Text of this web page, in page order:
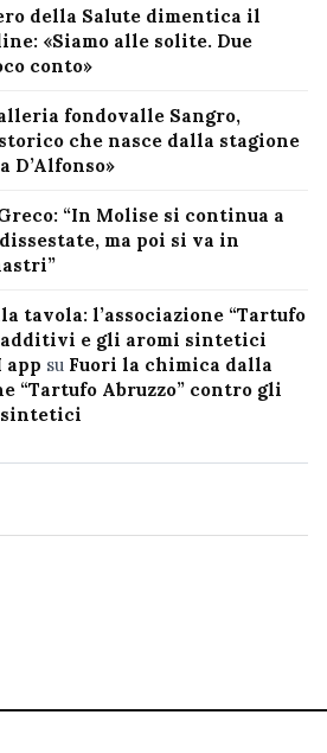
della Salute dimentica il
«Siamo alle solite. Due
conto»
fondovalle Sangro,
che nasce dalla stagione
“In Molise si continua a
ma poi si va in
tavola: l’associazione “Tartufo
additivi e gli aromi sintetici
app su Fuori la chimica dalla
“Tartufo Abruzzo” contro gli